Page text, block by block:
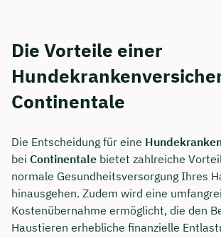
Die Vorteile einer
Continentale
Die Entscheidung für eine
bei Continentale bietet zahlreiche
normale Gesundheitsversorgung Ihres
hinausgehen. Zudem wird eine
Kostenübernahme ermöglicht, die den
Haustieren erhebliche finanzielle